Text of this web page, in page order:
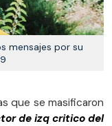
mensajes por su
que se masificaron
de izq critico del